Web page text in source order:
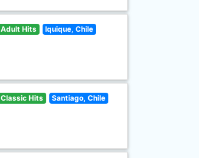
Adult Hits Iquique, Chile
Classic Hits Santiago, Chile